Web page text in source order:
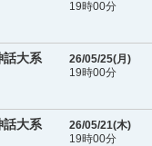
19時00分
話大系 26/05/25(月 )
19時00分
話大系 26/05/21(木)
19時00分